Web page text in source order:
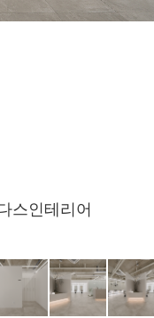
스인테리어